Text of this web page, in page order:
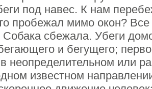
под навес. К нам
пробежал мимо окон?
сбежала. Убеги
и бегущего;
неопределительном или
известном